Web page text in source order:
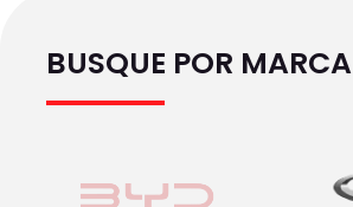
BUSQUE POR MARCA